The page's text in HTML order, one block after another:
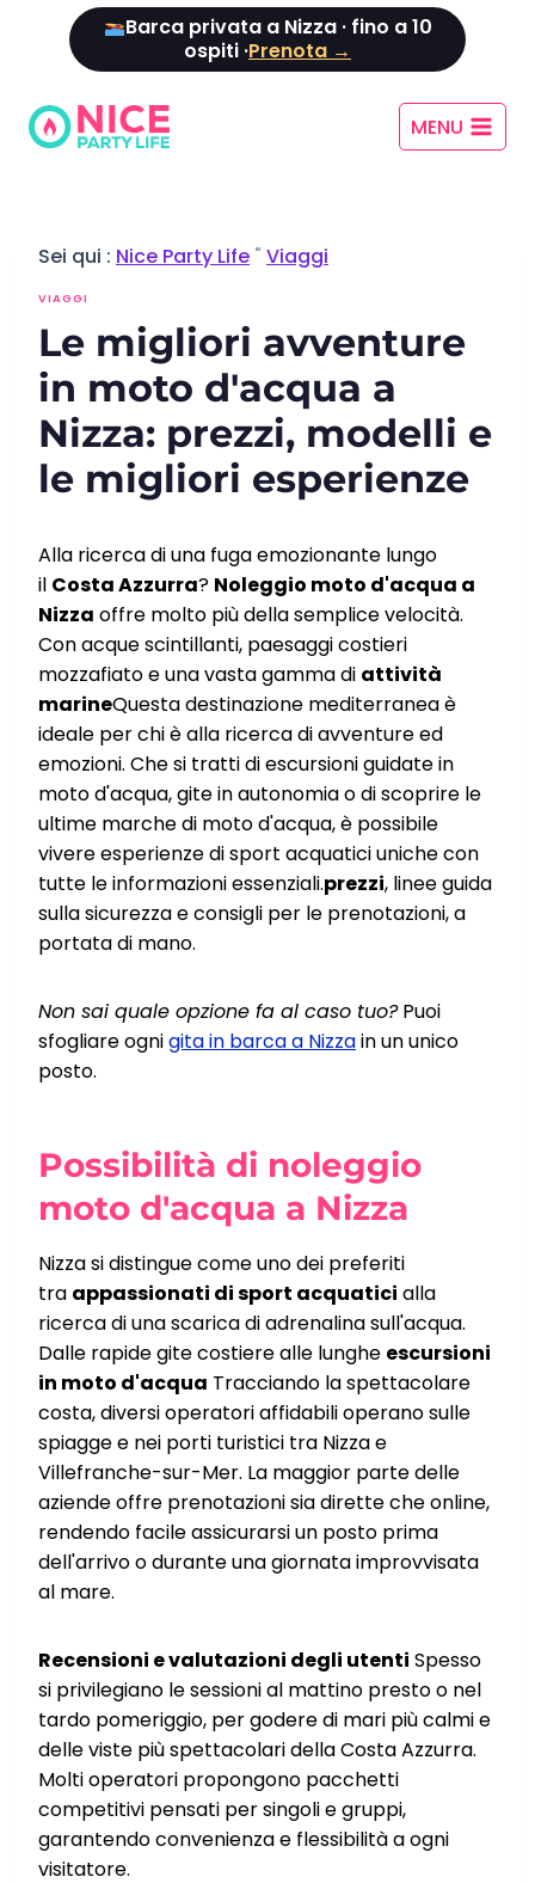
contenuto
Barca privata a Nizza · fino a 10
ospiti ·Prenota →
MENU
Sei qui : Nice Party Life " Viaggi
VIAGGI
Le migliori avventure
in moto d'acqua a
Nizza: prezzi, modelli e
le migliori esperienze
Alla ricerca di una fuga emozionante lungo
il Costa Azzurra? Noleggio moto d'acqua a
Nizza offre molto più della semplice velocità.
Con acque scintillanti, paesaggi costieri
mozzafiato e una vasta gamma di attività
marineQuesta destinazione mediterranea è
ideale per chi è alla ricerca di avventure ed
emozioni. Che si tratti di escursioni guidate in
moto d'acqua, gite in autonomia o di scoprire le
ultime marche di moto d'acqua, è possibile
vivere esperienze di sport acquatici uniche con
tutte le informazioni essenziali.prezzi, linee guida
sulla sicurezza e consigli per le prenotazioni, a
portata di mano.
Non sai quale opzione fa al caso tuo?Puoi
sfogliare ognigita in barca a Nizzain un unico
posto.
Possibilità di noleggio
moto d'acqua a Nizza
Nizza si distingue come uno dei preferiti
tra appassionati di sport acquatici alla
ricerca di una scarica di adrenalina sull'acqua.
Dalle rapide gite costiere alle lunghe escursioni
in moto d'acqua Tracciando la spettacolare
costa, diversi operatori affidabili operano sulle
spiagge e nei porti turistici tra Nizza e
Villefranche-sur-Mer. La maggior parte delle
aziende offre prenotazioni sia dirette che online,
rendendo facile assicurarsi un posto prima
dell'arrivo o durante una giornata improvvisata
al mare.
Recensioni e valutazioni degli utenti Spesso
si privilegiano le sessioni al mattino presto o nel
tardo pomeriggio, per godere di mari più calmi e
delle viste più spettacolari della Costa Azzurra.
Molti operatori propongono pacchetti
competitivi pensati per singoli e gruppi,
garantendo convenienza e flessibilità a ogni
visitatore.